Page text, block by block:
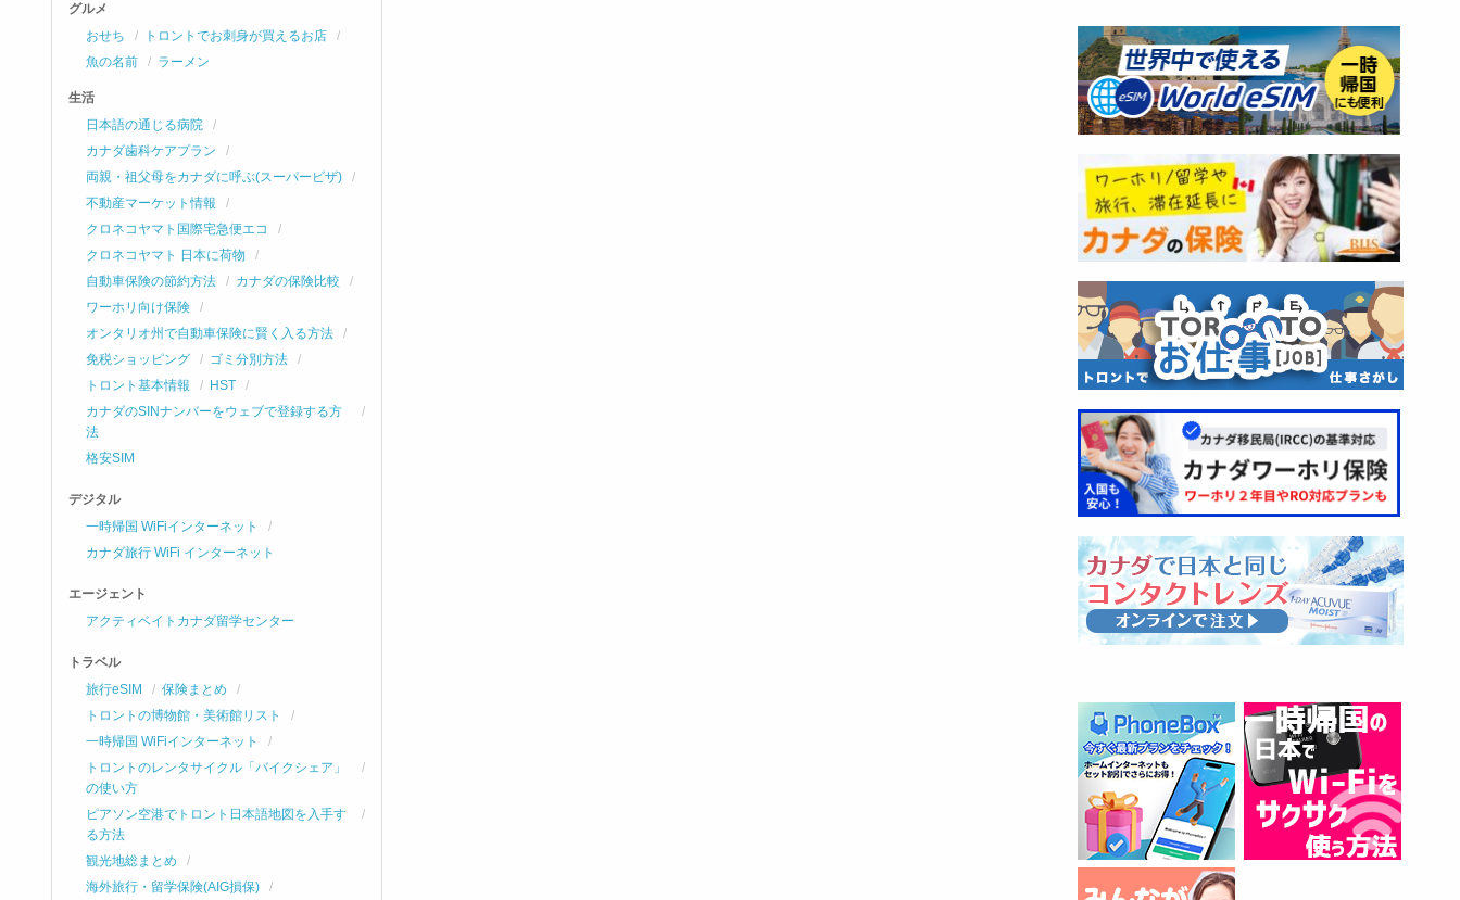
グルメ
おせち
トロントでお刺身が買えるお店
魚の名前
ラーメン
生活
日本語の通じる病院
カナダ歯科ケアプラン
両親・祖父母をカナダに呼ぶ(スーパービザ)
不動産マーケット情報
クロネコヤマト国際宅急便エコ
クロネコヤマト 日本に荷物
自動車保険の節約方法
カナダの保険比較
ワーホリ向け保険
オンタリオ州で自動車保険に賢く入る方法
免税ショッピング
ゴミ分別方法
トロント基本情報
HST
カナダのSINナンバーをウェブで登録する方
法
格安SIM
デジタル
一時帰国 WiFiインターネット
カナダ旅行 WiFi インターネット
エージェント
アクティベイトカナダ留学センター
トラベル
旅行eSIM
保険まとめ
トロントの博物館・美術館リスト
一時帰国 WiFiインターネット
トロントのレンタサイクル「バイクシェア」
の使い方
ピアソン空港でトロント日本語地図を入手す
る方法
観光地総まとめ
海外旅行・留学保険(AIG損保)